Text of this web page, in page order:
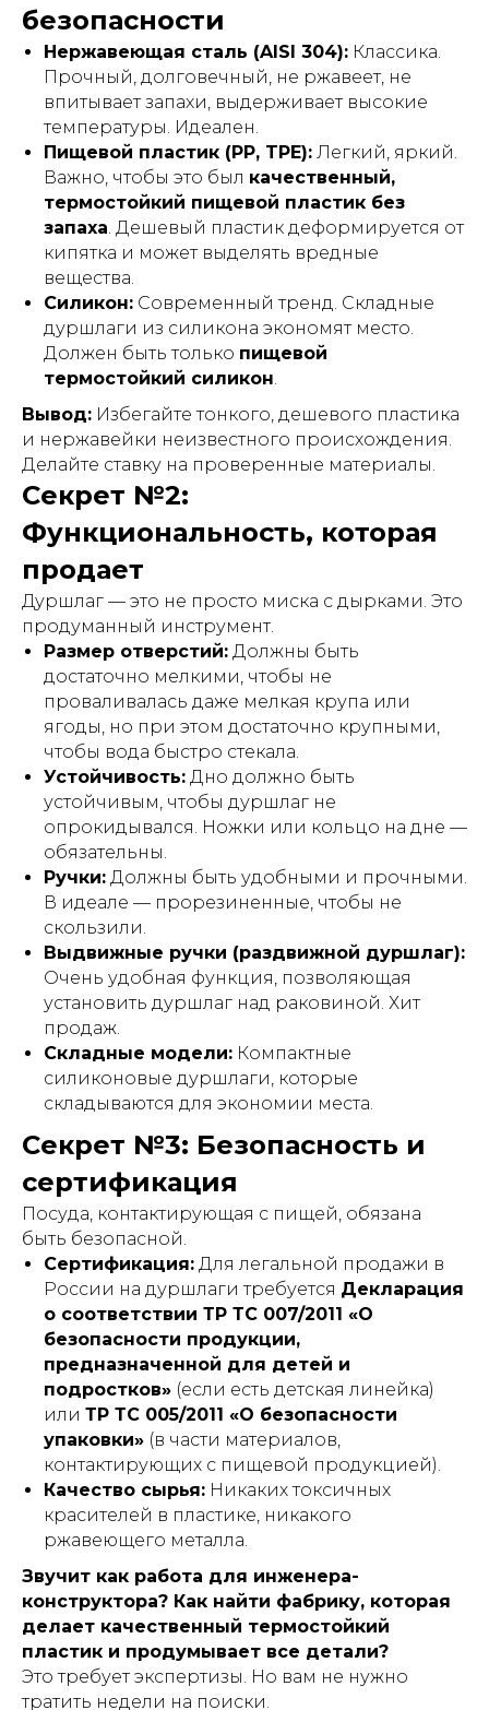
безопасности
Нержавеющая сталь (AISI 304): Классика.
Прочный, долговечный, не ржавеет, не
впитывает запахи, выдерживает высокие
температуры. Идеален.
Пищевой пластик (PP, TPE): Легкий, яркий.
Важно, чтобы это был качественный,
термостойкий пищевой пластик без
запаха. Дешевый пластик деформируется от
кипятка и может выделять вредные
вещества.
Силикон: Современный тренд. Складные
дуршлаги из силикона экономят место.
Должен быть только пищевой
термостойкий силикон.
Вывод: Избегайте тонкого, дешевого пластика
и нержавейки неизвестного происхождения.
Делайте ставку на проверенные материалы.
Секрет №2:
Функциональность, которая
продает
Дуршлаг — это не просто миска с дырками. Это
продуманный инструмент.
Размер отверстий: Должны быть
достаточно мелкими, чтобы не
проваливалась даже мелкая крупа или
ягоды, но при этом достаточно крупными,
чтобы вода быстро стекала.
Устойчивость: Дно должно быть
устойчивым, чтобы дуршлаг не
опрокидывался. Ножки или кольцо на дне —
обязательны.
Ручки: Должны быть удобными и прочными.
В идеале — прорезиненные, чтобы не
скользили.
Выдвижные ручки (раздвижной дуршлаг):
Очень удобная функция, позволяющая
установить дуршлаг над раковиной. Хит
продаж.
Складные модели: Компактные
силиконовые дуршлаги, которые
складываются для экономии места.
Секрет №3: Безопасность и
сертификация
Посуда, контактирующая с пищей, обязана
быть безопасной.
Сертификация: Для легальной продажи в
России на дуршлаги требуется Декларация
о соответствии ТР ТС 007/2011 «О
безопасности продукции,
предназначенной для детей и
подростков» (если есть детская линейка)
или ТР ТС 005/2011 «О безопасности
упаковки» (в части материалов,
контактирующих с пищевой продукцией).
Качество сырья: Никаких токсичных
красителей в пластике, никакого
ржавеющего металла.
Звучит как работа для инженера-
конструктора? Как найти фабрику, которая
делает качественный термостойкий
пластик и продумывает все детали?
Это требует экспертизы. Но вам не нужно
тратить недели на поиски.